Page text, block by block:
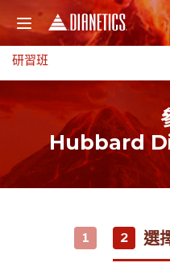
研習班
Hubbard
1 2 選